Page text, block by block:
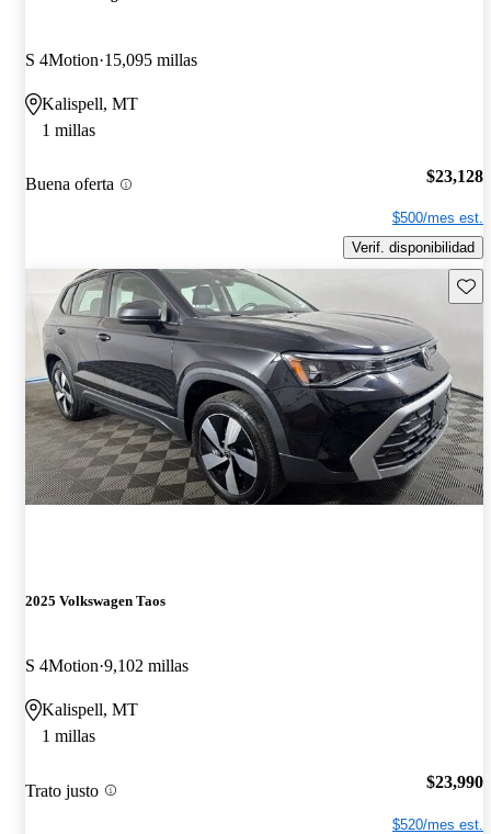
S 4Motion 15,095 millas
Kalispell, MT
1 millas
Buena oferta $23,128
$500/mes est.
Verif. disponibilidad
2025 Volkswagen Taos
S 4Motion 9,102 millas
Kalispell, MT
1 millas
Trato justo $23,990
$520/mes est.